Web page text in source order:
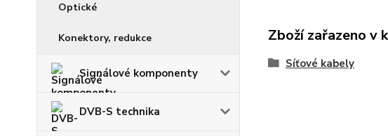
Optické
Konektory, redukce
Signálové komponenty
DVB-S technika
Zboží zařazeno v
Síťové kabely